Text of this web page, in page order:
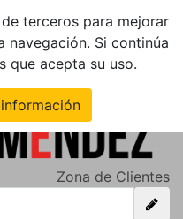
terceros para mejorar
navegación. Si continúa
que acepta su uso.
Zona de Clientes